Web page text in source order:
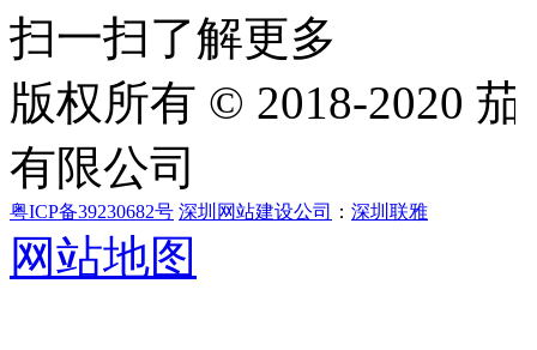
扫一扫了解更多
版权所有 © 2018-2020
有限公司
粤ICP备39230682号 深圳网站建设公司 ： 深圳联雅
网站地图